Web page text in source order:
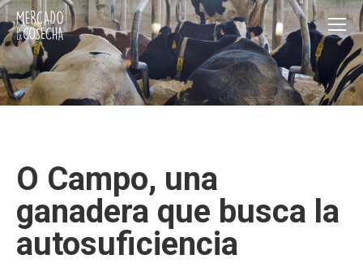
O Campo, una
ganadera que busca la
autosuficiencia